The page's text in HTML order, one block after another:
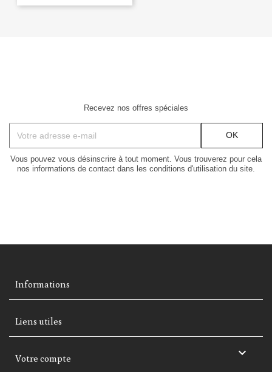
Recevez nos offres spéciales
Vous pouvez vous désinscrire à tout moment. Vous trouverez pour cela
nos informations de contact dans les conditions d'utilisation du site.
Informations
Liens utiles
Votre compte 